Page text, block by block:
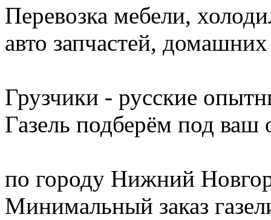
Перевозка мебели,
авто запчастей,
Грузчики - русские
Газель подберём под
по городу Нижний
Минимальный заказ